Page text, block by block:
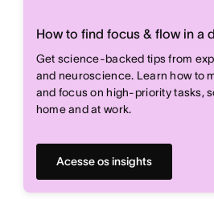
How to find focus & flow in a
Get science-backed tips from
and neuroscience. Learn how to
and focus on high-priority tasks,
home and at work.
Acesse os insights